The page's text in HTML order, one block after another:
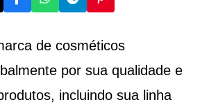
de cosméticos
por sua qualidade e
incluindo sua linha